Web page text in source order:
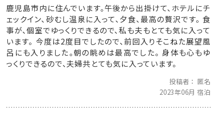
鹿児島市内に住んでいます。午後から出掛けて、ホテルにチ
ェックイン、砂むし温泉に入って、夕食、最高の贅沢です。 食
事が、個室でゆっくりできるので、私も夫もとても気に入って
います。 今度は2度目でしたので、前回入りそこねた展望風
呂にも入りました。朝の眺めは最高でした。 身体も心もゆ
っくりできるので、夫婦共とても気に入っています。
投稿者
匿名
2023年06月 宿泊